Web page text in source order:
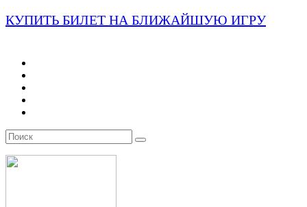
КУПИТЬ БИЛЕТ НА БЛИЖАЙШУЮ ИГРУ